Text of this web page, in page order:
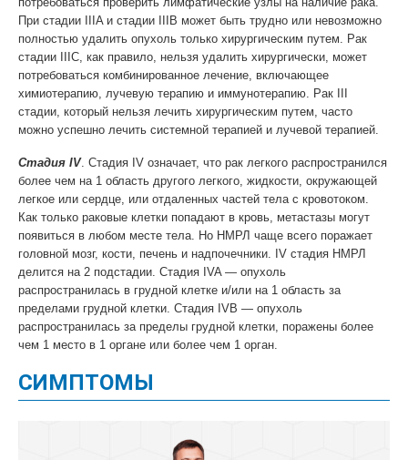
При стадии IIIA и стадии IIIB может быть трудно или невозможно
полностью удалить опухоль только хирургическим путем. Рак
стадии IIIC, как правило, нельзя удалить хирургически, может
потребоваться комбинированное лечение, включающее
химиотерапию, лучевую терапию и иммунотерапию. Рак III
стадии, который нельзя лечить хирургическим путем, часто
можно успешно лечить системной терапией и лучевой терапией.
Стадия IV. Стадия IV означает, что рак легкого распространился
более чем на 1 область другого легкого, жидкости, окружающей
легкое или сердце, или отдаленных частей тела с кровотоком.
Как только раковые клетки попадают в кровь, метастазы могут
появиться в любом месте тела. Но НМРЛ чаще всего поражает
головной мозг, кости, печень и надпочечники. IV стадия НМРЛ
делится на 2 подстадии. Стадия IVA — опухоль
распространилась в грудной клетке и/или на 1 область за
пределами грудной клетки. Стадия IVB — опухоль
распространилась за пределы грудной клетки, поражены более
чем 1 место в 1 органе или более чем 1 орган.
СИМПТОМЫ